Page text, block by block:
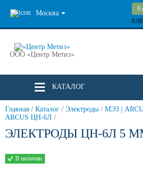
Москва
0
0.00
ООО «Центр Метиз»
КАТАЛОГ
Главная / Каталог / Электроды / МЭЗ |
ARCUS ЦН-6Л /
ЭЛЕКТРОДЫ ЦН-6Л 5
В наличии